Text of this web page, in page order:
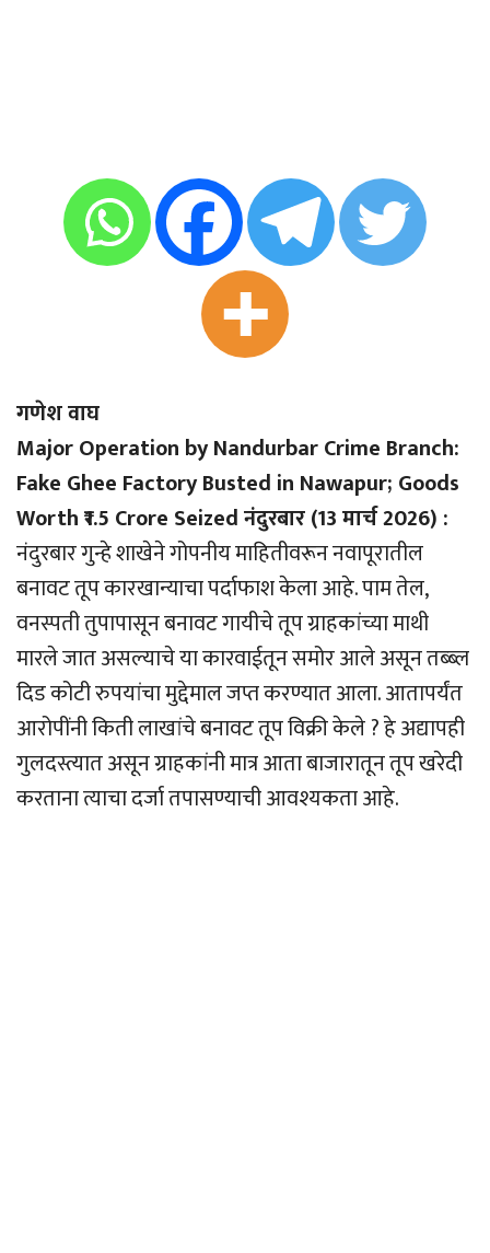
गणेश वाघ
Major Operation by Nandurbar Crime Branch:
Fake Ghee Factory Busted in Nawapur; Goods
Worth ₹1.5 Crore Seized नंदुरबार (13 मार्च 2026) :
नंदुरबार गुन्हे शाखेने गोपनीय माहितीवरून नवापूरातील
बनावट तूप कारखान्याचा पर्दाफाश केला आहे. पाम तेल,
वनस्पती तुपापासून बनावट गायीचे तूप ग्राहकांच्या माथी
मारले जात असल्याचे या कारवाईतून समोर आले असून तब्ब्ल
दिड कोटी रुपयांचा मुद्देमाल जप्त करण्यात आला. आतापर्यंत
आरोपींनी किती लाखांचे बनावट तूप विक्री केले ? हे अद्यापही
गुलदस्त्यात असून ग्राहकांनी मात्र आता बाजारातून तूप खरेदी
करताना त्याचा दर्जा तपासण्याची आवश्यकता आहे.